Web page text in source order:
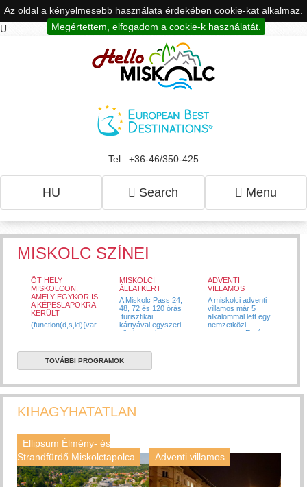
Az oldal a kényelmesebb használata érdekében cookie-kat alkalmaz.
Megértettem, elfogadom a cookie-k használatát.
U
Tel.: +36-46/350-425
HU Search Menu
MISKOLC SZÍNEI
ÖT HELY
MISKOLCON,
AMELY EGYKOR IS
A KÉPESLAPOKRA
KERÜLT
(function(d,s,id){var
MISKOLCI
ÁLLATKERT
A Miskolc Pass 24,
48, 72 és 120 órás
turisztikai
kártyával egyszeri
alkalommal ...
ADVENTI
VILLAMOS
A miskolci adventi
villamos már 5
alkalommal lett egy
nemzetközi
versenyen Európa
TOVÁBBI PROGRAMOK
KIHAGYHATATLAN
Ellipsum Élmény- és
Strandfürdő Miskolctapolca
Adventi villamos